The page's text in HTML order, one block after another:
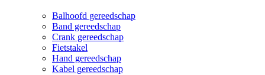
Balhoofd gereedschap
Band gereedschap
Crank gereedschap
Fietstakel
Hand gereedschap
Kabel gereedschap